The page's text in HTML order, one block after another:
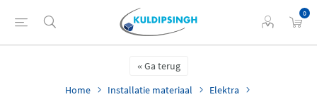
0
Ga terug
Home
Installatie materiaal
Elektra